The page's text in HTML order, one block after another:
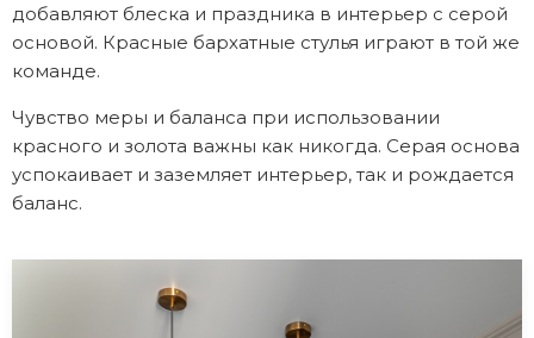
добавляют блеска и праздника в интерьер с серой
основой. Красные бархатные стулья играют в той же
команде.
Чувство меры и баланса при использовании
красного и золота важны как никогда. Серая основа
успокаивает и заземляет интерьер, так и рождается
баланс.